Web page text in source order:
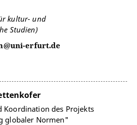
kultur- und
Studien)
erfurt.de
Koordination des Projekts
globaler Normen"